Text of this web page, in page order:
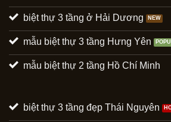
biệt thự 3 tầng ở Hải Dương
mẫu biệt thự 3 tầng Hưng Yên
mẫu biệt thự 2 tầng Hồ Chí Minh
biệt thự 3 tầng đẹp Thái Nguyên